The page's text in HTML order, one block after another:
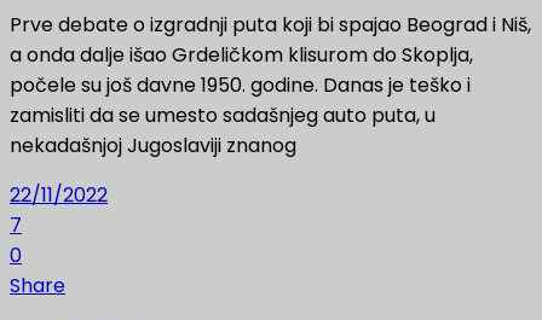
Prve debate o izgradnji puta koji bi spajao Beograd i Niš,
a onda dalje išao Grdeličkom klisurom do Skoplja,
počele su još davne 1950. godine. Danas je teško i
zamisliti da se umesto sadašnjeg auto puta, u
nekadašnjoj Jugoslaviji znanog
22/11/2022
7
0
Share